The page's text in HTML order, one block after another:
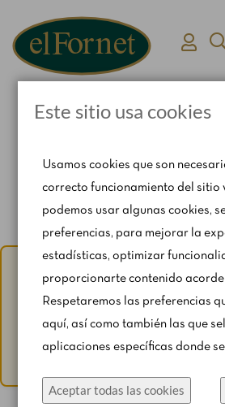
Aviso de verano:
Del 1 al 31 de
periodo vacacional, se restringen
Para cualquier consulta,
Este sitio usa cookies
Usamos cookies que son
correcto funcionamiento del sitio
podemos usar algunas cookies,
preferencias, para mejorar la
estadísticas, optimizar
proporcionarte contenido acorde
Respetaremos las preferencias
aquí, así como también las que
aplicaciones específicas donde
Haz click en Permitir cookies
Aceptar todas las cookies